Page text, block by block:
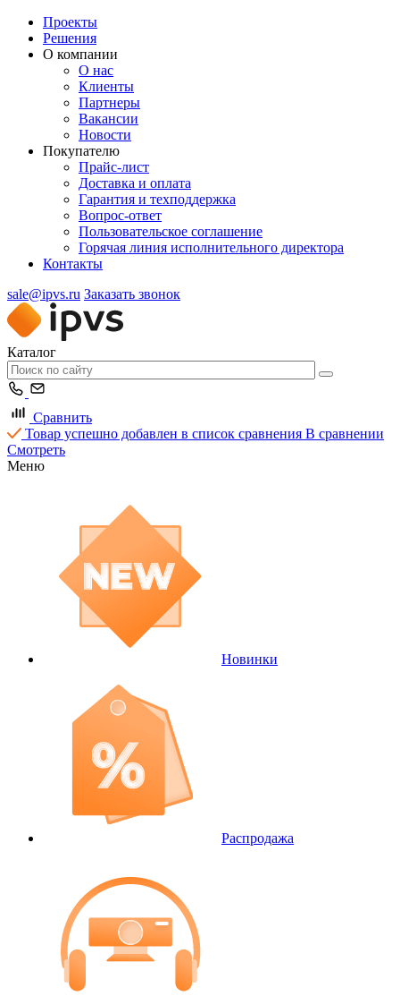
Проекты
Решения
О компании
О нас
Клиенты
Партнеры
Вакансии
Новости
Покупателю
Прайс-лист
Доставка и оплата
Гарантия и техподдержка
Вопрос-ответ
Пользовательское соглашение
Горячая линия исполнительного директора
Контакты
sale@ipvs.ru Заказать звонок
Каталог
Сравнить
Товар успешно добавлен в список сравнения В сравнении
Смотреть
Меню
Новинки
Распродажа